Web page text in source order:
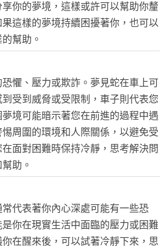
你的夢境，這樣或許可以幫助你釐
這樣的夢境持續困擾著你，也可以
幫助。
懼、壓力或欺詐。夢見蛇在車上可
受到威脅或受限制，車子則代表您
境可能暗示著您在前進的過程中遇
周圍的環境和人際關係，以避免受
面對困難時保持冷靜，思考解決問
助。
代表著你內心深處可能有一些恐
你在現實生活中面臨的壓力或困難
在醒來後，可以試著冷靜下來，思